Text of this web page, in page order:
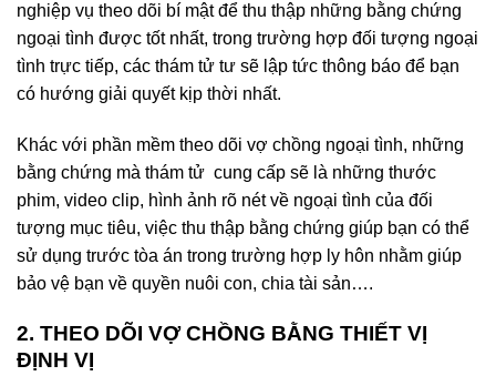
nghiệp vụ theo dõi bí mật để thu thập những bằng chứng
ngoại tình được tốt nhất, trong trường hợp đối tượng ngoại
tình trực tiếp, các thám tử tư sẽ lập tức thông báo để bạn
có hướng giải quyết kịp thời nhất.
Khác với phần mềm theo dõi vợ chồng ngoại tình, những
bằng chứng mà thám tử cung cấp sẽ là những thước
phim, video clip, hình ảnh rõ nét về ngoại tình của đối
tượng mục tiêu, việc thu thập bằng chứng giúp bạn có thể
sử dụng trước tòa án trong trường hợp ly hôn nhằm giúp
bảo vệ bạn về quyền nuôi con, chia tài sản….
2. THEO DÕI VỢ CHỒNG BẰNG THIẾT VỊ
ĐỊNH VỊ